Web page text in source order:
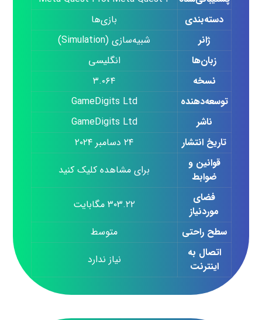
دسته‌بندی
بازی‌ها
ژانر
شبیه‌سازی (Simulation)
زبان‌ها
انگلیسی
نسخه
۳.۰۶۴
توسعه‌دهنده
GameDigits Ltd
ناشر
GameDigits Ltd
تاریخ انتشار
۲۴ دسامبر ۲۰۲۴
قوانین و
ضوابط
برای مشاهده کلیک کنید
فضای
موردنیاز
۳۰۳.۲۲ مگابایت
سطح راحتی
متوسط
اتصال به
اینترنت
نیاز ندارد